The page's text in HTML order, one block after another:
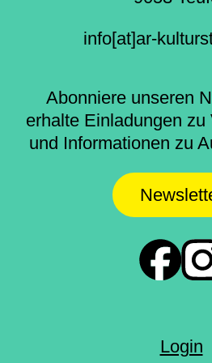
info[at]ar-
Abonniere unseren
erhalte Einladungen zu
und Informationen zu
Login